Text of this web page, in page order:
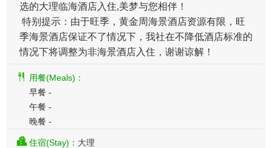
选的大理临海酒店入住,美梦与您相伴！
特别提示：由于旺季，黄金周海景酒店资源有限，旺
季海景酒店保证不了情况下，我社在不降低酒店标准的
情况下将调整为非海景酒店入住，谢谢谅解！
用餐(Meals)：
早餐 -
午餐 -
晚餐 -
住宿(Stay)： 大理